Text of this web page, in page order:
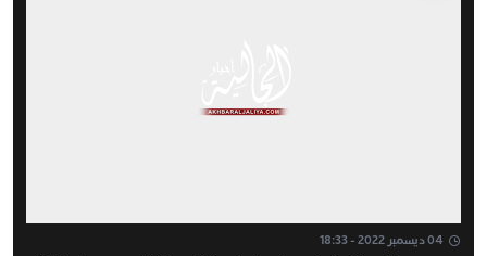
04 ديسمبر 2022 - 18:33